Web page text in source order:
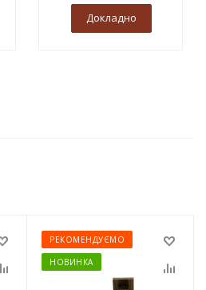
Докладно
РЕКОМЕНДУЄМО
НОВИНКА